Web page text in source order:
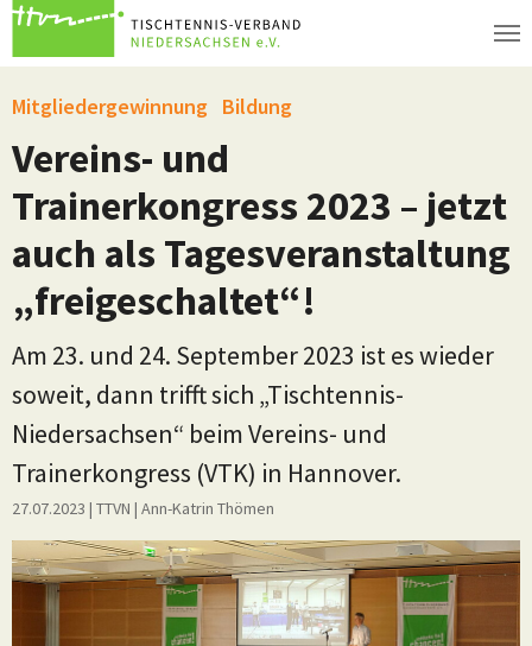
Zum Hauptinhalt springen
Mitgliedergewinnung Bildung
Vereins- und
Trainerkongress 2023 – jetzt
auch als Tagesveranstaltung
„freigeschaltet“!
Am 23. und 24. September 2023 ist es wieder
soweit, dann trifft sich „Tischtennis-
Niedersachsen“ beim Vereins- und
Trainerkongress (VTK) in Hannover.
27.07.2023 | TTVN | Ann-Katrin Thömen